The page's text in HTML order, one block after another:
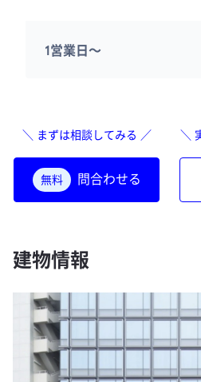
1営業日〜
＼ まずは相談してみる ／ ＼
無料 問合わせる
建物情報